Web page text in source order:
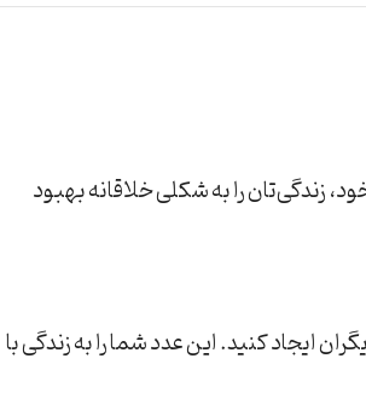
زندگی‌تان را به شکلی خلاقانه بهبود
ایجاد کنید. این عدد شما را به زندگی با